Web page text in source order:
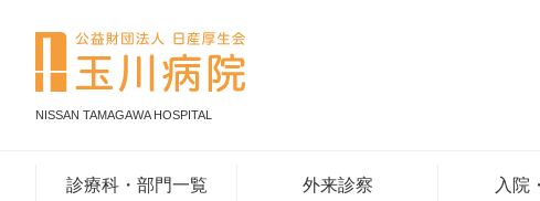
NISSAN TAMAGAWA HOSPITAL
診療科・部門一覧 外来診察 入院